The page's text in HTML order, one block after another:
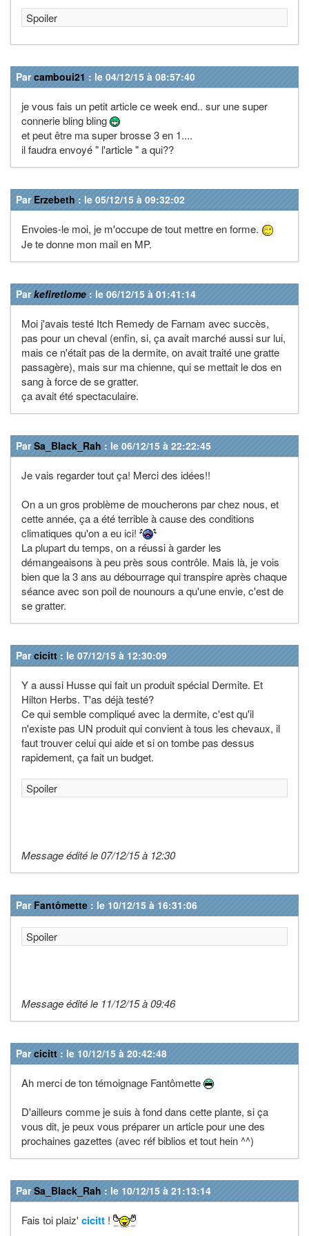
Spoiler
Parcamboui21 : le 04/12/15 à 08:57:40
je vous fais un petit article ce week end.. sur une super
connerie bling bling
et peut être ma super brosse 3 en 1....
il faudra envoyé " l'article " a qui??
Par Erzebeth : le 05/12/15 à 09:32:02
Envoies-le moi, je m'occupe de tout mettre en forme.
Je te donne mon mail en MP.
Parkefiretlome : le 06/12/15 à 01:41:14
Moi j'avais testé Itch Remedy de Farnam avec succès,
pas pour un cheval (enfin, si, ça avait marché aussi sur lui,
mais ce n'était pas de la dermite, on avait traité une gratte
passagère), mais sur ma chienne, qui se mettait le dos en
sang à force de se gratter.
ça avait été spectaculaire.
ParSa_Black_Rah : le 06/12/15 à 22:22:45
Je vais regarder tout ça! Merci des idées!!
On a un gros problème de moucherons par chez nous, et
cette année, ça a été terrible à cause des conditions
climatiques qu'on a eu ici!
La plupart du temps, on a réussi à garder les
démangeaisons à peu près sous contrôle. Mais là, je vois
bien que la 3 ans au débourrage qui transpire après chaque
séance avec son poil de nounours a qu'une envie, c'est de
se gratter.
Parcicitt : le 07/12/15 à 12:30:09
Y a aussi Husse qui fait un produit spécial Dermite. Et
Hilton Herbs. T'as déjà testé?
Ce qui semble compliqué avec la dermite, c'est qu'il
n'existe pas UN produit qui convient à tous les chevaux, il
faut trouver celui qui aide et si on tombe pas dessus
rapidement, ça fait un budget.
Spoiler
Message édité le 07/12/15 à 12:30
Par Fantômette : le 10/12/15 à 16:31:06
Spoiler
Message édité le 11/12/15 à 09:46
Parcicitt : le 10/12/15 à 20:42:48
Ah merci de ton témoignage Fantômette
D'ailleurs comme je suis à fond dans cette plante, si ça
vous dit, je peux vous préparer un article pour une des
prochaines gazettes (avec réf biblios et tout hein ^^)
ParSa_Black_Rah : le 10/12/15 à 21:13:14
Fais toi plaiz'cicitt !